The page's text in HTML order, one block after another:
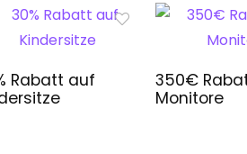
Rabatt auf
350€
Monitore